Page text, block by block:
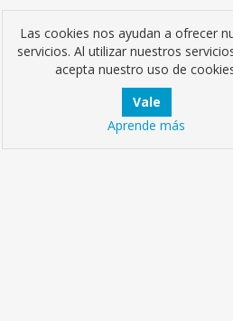
Las cookies nos ayudan a ofrecer
servicios. Al utilizar nuestros
acepta nuestro uso de
Aprende más